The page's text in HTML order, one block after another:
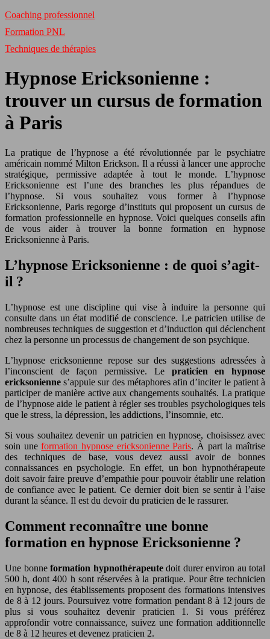
Coaching professionnel
Formation PNL
Techniques de thérapies
Hypnose Ericksonienne :
trouver un cursus de formation
à Paris
La pratique de l’hypnose a été révolutionnée par le psychiatre
américain nommé Milton Erickson. Il a réussi à lancer une approche
stratégique, permissive adaptée à tout le monde. L’hypnose
Ericksonienne est l’une des branches les plus répandues de
l’hypnose. Si vous souhaitez vous former à l’hypnose
Ericksonienne, Paris regorge d’instituts qui proposent un cursus de
formation professionnelle en hypnose. Voici quelques conseils afin
de vous aider à trouver la bonne formation en hypnose
Ericksonienne à Paris.
L’hypnose Ericksonienne : de quoi s’agit-
il ?
L’hypnose est une discipline qui vise à induire la personne qui
consulte dans un état modifié de conscience. Le patricien utilise de
nombreuses techniques de suggestion et d’induction qui déclenchent
chez la personne un processus de changement de son psychique.
L’hypnose ericksonienne repose sur des suggestions adressées à
l’inconscient de façon permissive. Le praticien en hypnose
ericksonienne s’appuie sur des métaphores afin d’inciter le patient à
participer de manière active aux changements souhaités. La pratique
de l’hypnose aide le patient à régler ses troubles psychologiques tels
que le stress, la dépression, les addictions, l’insomnie, etc.
Si vous souhaitez devenir un patricien en hypnose, choisissez avec
soin uneformation hypnose ericksonienne Paris. À part la maîtrise
des techniques de base, vous devez aussi avoir de bonnes
connaissances en psychologie. En effet, un bon hypnothérapeute
doit savoir faire preuve d’empathie pour pouvoir établir une relation
de confiance avec le patient. Ce dernier doit bien se sentir à l’aise
durant la séance. Il est du devoir du praticien de le rassurer.
Comment reconnaître une bonne
formation en hypnose Ericksonienne ?
Une bonne formation hypnothérapeute doit durer environ au total
500 h, dont 400 h sont réservées à la pratique. Pour être technicien
en hypnose, des établissements proposent des formations intensives
de 8 à 12 jours. Poursuivez votre formation pendant 8 à 12 jours de
plus si vous souhaitez devenir praticien 1. Si vous préférez
approfondir votre connaissance, suivez une formation additionnelle
de 8 à 12 heures et devenez praticien 2.